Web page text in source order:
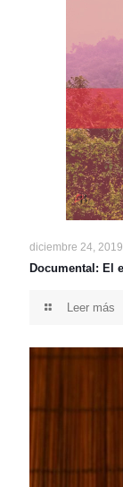
diciembre 24, 2019
Documental: El
Leer más